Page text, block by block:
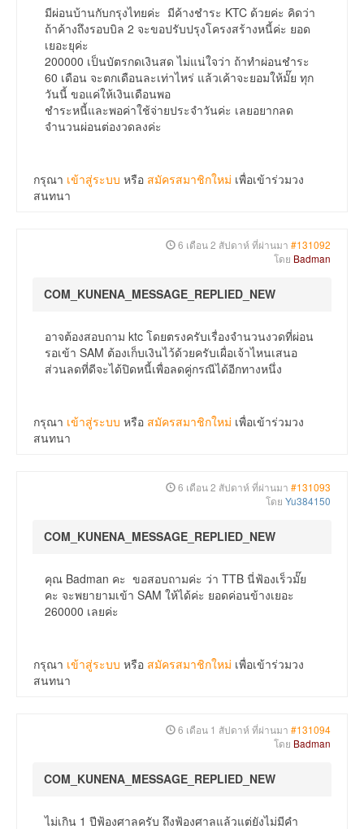
มีผ่อนบ้านกับกรุงไทยค่ะ มีค้างชำระ KTC ด้วยค่ะ คิดว่า
ถ้าค้างถึงรอบบิล 2 จะขอปรับปรุงโครงสร้างหนี้ค่ะ ยอด
เยอะยุค่ะ
200000 เป็นบัตรกดเงินสด ไม่แน่ใจว่า ถ้าทำผ่อนชำระ
60 เดือน จะตกเดือนละเท่าไหร่ แล้วเค้าจะยอมให้มั๊ย ทุก
วันนี้ ขอแค่ให้เงินเดือนพอ
ชำระหนี้และพอค่าใช้จ่ายประจำวันค่ะ เลยอยากลด
จำนวนผ่อนต่องวดลงค่ะ
กรุณา เข้าสู่ระบบ หรือ สมัครสมาชิกใหม่ เพื่อเข้าร่วมวง
สนทนา
6 เดือน 2 สัปดาห์ ที่ผ่านมา #131092
โดย Badman
COM_KUNENA_MESSAGE_REPLIED_NEW
อาจต้องสอบถาม ktc โดยตรงครับเรื่องจำนวนงวดที่ผ่อน
รอเข้า SAM ต้องเก็บเงินไว้ด้วยครับเผื่อเจ้าไหนเสนอ
ส่วนลดที่ดีจะได้ปิดหนี้เพื่อลดคู่กรณีได้อีกทางหนึ่ง
กรุณา เข้าสู่ระบบ หรือ สมัครสมาชิกใหม่ เพื่อเข้าร่วมวง
สนทนา
6 เดือน 2 สัปดาห์ ที่ผ่านมา #131093
โดย Yu384150
COM_KUNENA_MESSAGE_REPLIED_NEW
คุณ Badman คะ ขอสอบถามค่ะ ว่า TTB นี่ฟ้องเร็วมั๊ย
คะ จะพยายามเข้า SAM ให้ได้ค่ะ ยอดค่อนข้างเยอะ
260000 เลยค่ะ
กรุณา เข้าสู่ระบบ หรือ สมัครสมาชิกใหม่ เพื่อเข้าร่วมวง
สนทนา
6 เดือน 1 สัปดาห์ ที่ผ่านมา #131094
โดย Badman
COM_KUNENA_MESSAGE_REPLIED_NEW
ไม่เกิน 1 ปีฟ้องศาลครับ ถึงฟ้องศาลแล้วแต่ยังไม่มีคำ